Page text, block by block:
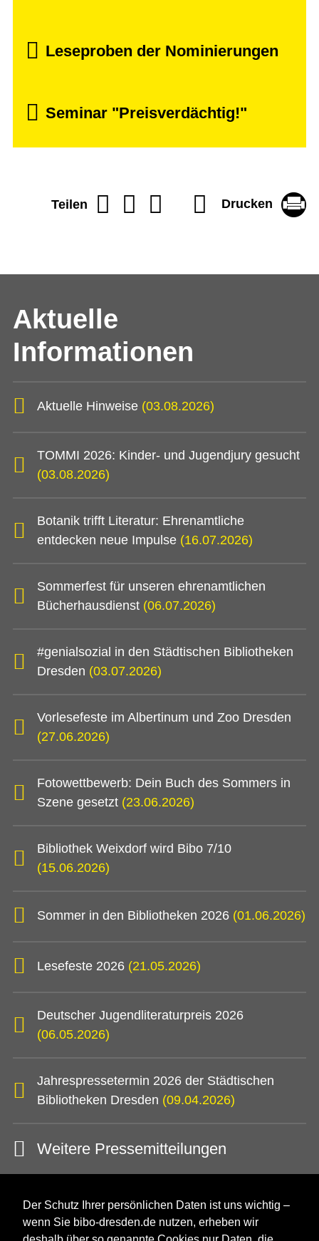
Der Schutz Ihrer persönlichen Daten ist uns wichtig –
wenn Sie bibo-dresden.de nutzen, erheben wir
Leseproben der Nominierungen
Seminar "Preisverdächtig!"
Teilen Drucken
Aktuelle
Informationen
Aktuelle Hinweise (03.08.2026)
TOMMI 2026: Kinder- und Jugendjury gesucht
(03.08.2026)
Botanik trifft Literatur: Ehrenamtliche
entdecken neue Impulse (16.07.2026)
Sommerfest für unseren ehrenamtlichen
Bücherhausdienst (06.07.2026)
#genialsozial in den Städtischen Bibliotheken
Dresden (03.07.2026)
Vorlesefeste im Albertinum und Zoo Dresden
(27.06.2026)
Fotowettbewerb: Dein Buch des Sommers in
Szene gesetzt (23.06.2026)
Bibliothek Weixdorf wird Bibo 7/10
(15.06.2026)
Sommer in den Bibliotheken 2026 (01.06.2026)
Lesefeste 2026 (21.05.2026)
Deutscher Jugendliteraturpreis 2026
(06.05.2026)
Jahrespressetermin 2026 der Städtischen
Bibliotheken Dresden (09.04.2026)
Weitere Pressemitteilungen